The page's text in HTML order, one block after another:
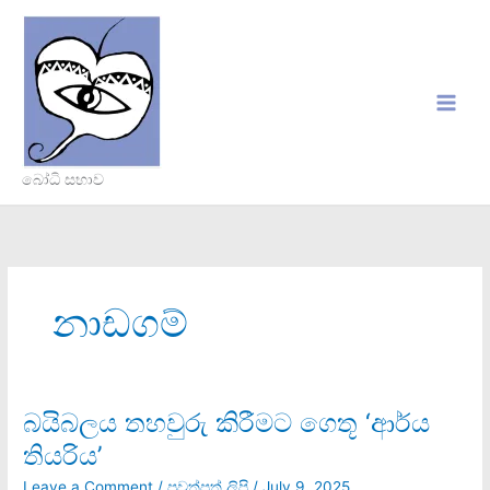
content
බෝධි සභාව
නාඩගම්
බයිබලය තහවුරු කිරීමට ගෙතූ ‘ආර්ය
තියරිය’
බයිබලය
තහවුරු
කිරීමට
ගෙතූ